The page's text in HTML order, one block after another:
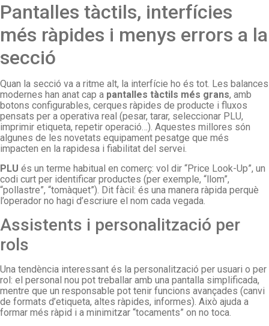
Pantalles tàctils, interfícies
més ràpides i menys errors a la
secció
Quan la secció va a ritme alt, la interfície ho és tot. Les balances
modernes han anat cap a pantalles tàctils més grans, amb
botons configurables, cerques ràpides de producte i fluxos
pensats per a operativa real (pesar, tarar, seleccionar PLU,
imprimir etiqueta, repetir operació…). Aquestes millores són
algunes de les novetats equipament pesatge que més
impacten en la rapidesa i fiabilitat del servei.
PLU és un terme habitual en comerç: vol dir “Price Look-Up”, un
codi curt per identificar productes (per exemple, “llom”,
“pollastre”, “tomàquet”). Dit fàcil: és una manera ràpida perquè
l’operador no hagi d’escriure el nom cada vegada.
Assistents i personalització per
rols
Una tendència interessant és la personalització per usuari o per
rol: el personal nou pot treballar amb una pantalla simplificada,
mentre que un responsable pot tenir funcions avançades (canvi
de formats d’etiqueta, altes ràpides, informes). Això ajuda a
formar més ràpid i a minimitzar “tocaments” on no toca.